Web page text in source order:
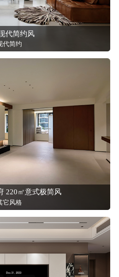
代简约风
代简约
220㎡意式极简风
它风格